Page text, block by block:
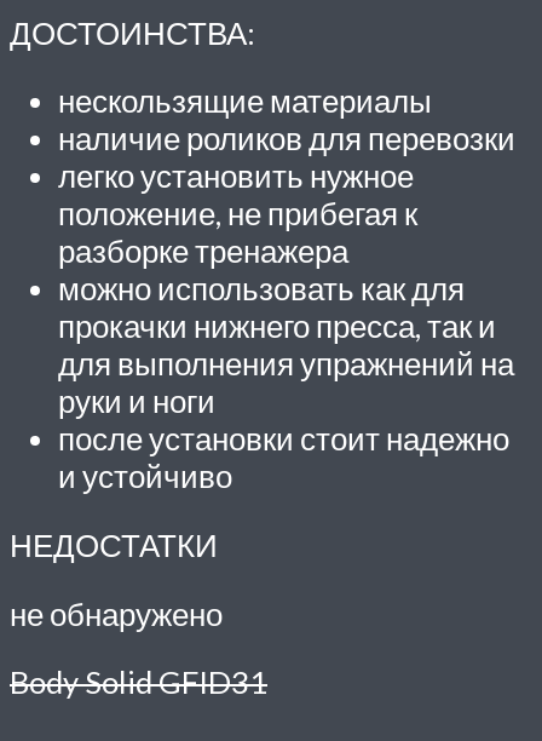
ДОСТОИНСТВА:
нескользящие материалы
наличие роликов для перевозки
легко установить нужное
положение, не прибегая к
разборке тренажера
можно использовать как для
прокачки нижнего пресса, так и
для выполнения упражнений на
руки и ноги
после установки стоит надежно
и устойчиво
НЕДОСТАТКИ
не обнаружено
Body Solid GFID31